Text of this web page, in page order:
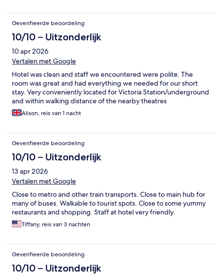
Geverifieerde beoordeling
10/10 – Uitzonderlijk
10 apr 2026
Vertalen met Google
Hotel was clean and staff we encountered were polite. The
room was great and had everything we needed for our short
stay. Very conveniently located for Victoria Station/underground
and within walking distance of the nearby theatres
Alison, reis van 1 nacht
Geverifieerde beoordeling
10/10 – Uitzonderlijk
13 apr 2026
Vertalen met Google
Close to metro and other train transports. Close to main hub for
many of buses. Walkable to tourist spots. Close to some yummy
restaurants and shopping. Staff at hotel very friendly.
Tiffany, reis van 3 nachten
Geverifieerde beoordeling
10/10 – Uitzonderlijk